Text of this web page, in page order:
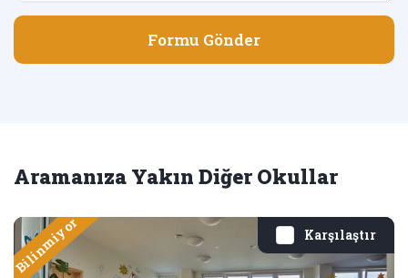
Formu Gönder
Aramanıza Yakın Diğer Okullar
Karşılaştır
Bilinmiyor